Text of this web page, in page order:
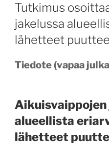
Tutkimus
jakelussa
lähetteet
Tiedote (vapaa
Aikuisvaippojen
alueellista
lähetteet